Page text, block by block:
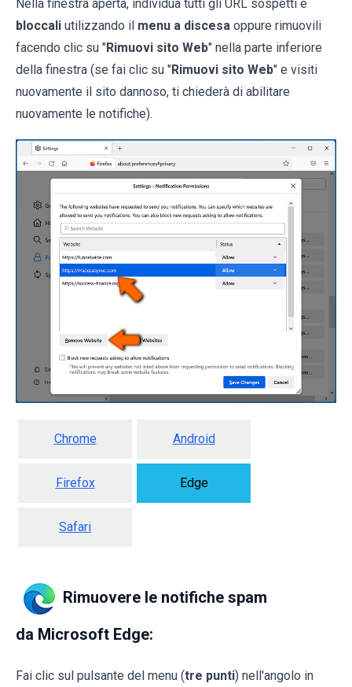
Nella finestra aperta, individua tutti gli URL sospetti e
bloccali utilizzando il menu a discesa oppure rimuovili
facendo clic su "Rimuovi sito Web" nella parte inferiore
della finestra (se fai clic su "Rimuovi sito Web" e visiti
nuovamente il sito dannoso, ti chiederà di abilitare
nuovamente le notifiche).
Chrome Android
Firefox Edge
Safari
Rimuovere le notifiche spam
da Microsoft Edge:
Fai clic sul pulsante del menu (tre punti) nell'angolo in